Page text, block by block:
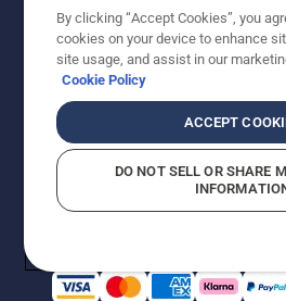
© Husqvarna AB (publ). Alle
den Preisangaben handelt es
Preisempfehlungen in Euro
Preisempfehlungen (inkl. MwSt),
den direkten Kauf
Cookie-Richtlinie
Vermutete
By clicking “Accept Cookies”, you
cookies on your device to enhance
site usage, and assist in our
Cookie Policy
ACCEPT
DO NOT SELL OR SHARE